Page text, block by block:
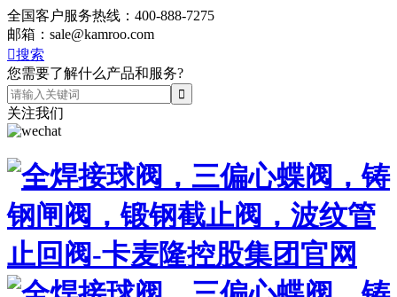
全国客户服务热线： 400-888-7275
邮箱： sale@kamroo.com
搜索
您需要了解什么产品和服务?
关注我们